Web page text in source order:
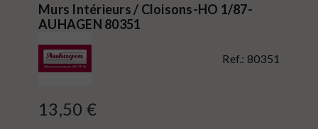
Murs Intérieurs / Cloisons-HO 1/87-
AUHAGEN 80351
Ref.: 80351
13,50 €